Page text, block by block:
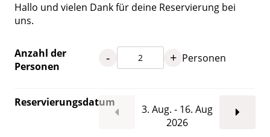
Hallo und vielen Dank für deine Reservierung bei
uns.
Anzahl der
Personen
- + Personen
Reservierungsdatum
3. Aug. - 16. Aug
2026